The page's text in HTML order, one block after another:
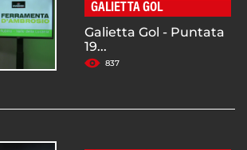
GALIETTA GOL
Galietta Gol - Puntata
19...
837